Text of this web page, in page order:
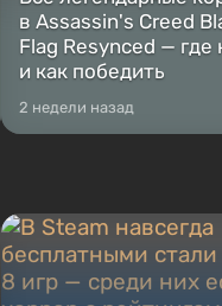
в Assassin's Creed
Flag Resynced — где
и как победить
2 недели назад